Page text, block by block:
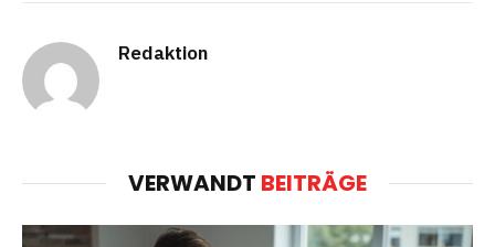
Redaktion
VERWANDT BEITRÄGE